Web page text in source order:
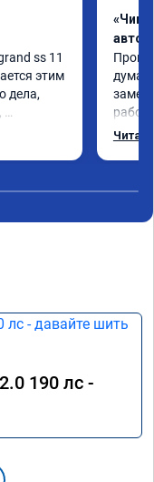
ss 11
этим
дела,
«Чип
думал
190 лс -